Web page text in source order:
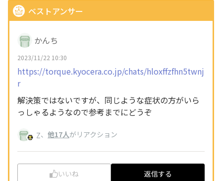
ベストアンサー
かんち
2023/11/22 10:30
https://torque.kyocera.co.jp/chats/hloxffzfhn5twnj
r
解決策ではないですが、同じような症状の方がいら
っしゃるようなので参考までにどうぞ
Z、 他17人がリアクション
いいね 返信する